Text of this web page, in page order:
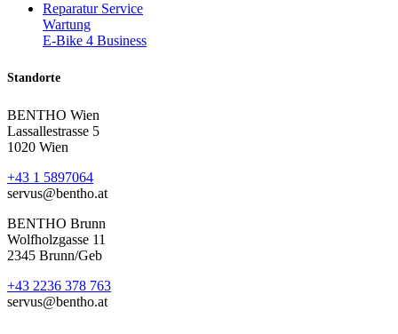
Reparatur Service
Wartung
E-Bike 4 Business
Standorte
BENTHO Wien
Lassallestrasse 5
1020 Wien
+43 1 5897064
servus@bentho.at
BENTHO Brunn
Wolfholzgasse 11
2345 Brunn/Geb
+43 2236 378 763
servus@bentho.at